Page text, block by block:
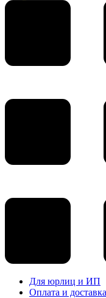
Для юрлиц и ИП
Оплата и доставка